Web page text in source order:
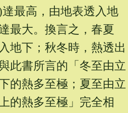
最高，由地表透入地
最大。換言之，春夏
地下；秋冬時，熱透出
此書所言的「冬至由立
的熱多至極；夏至由立
的熱多至極」完全相